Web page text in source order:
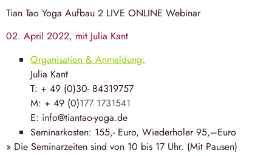
Tian Tao Yoga Aufbau 2 LIVE ONLINE Webinar
02. April 2022, mit Julia Kant
Organisation & Anmeldung:
Julia Kant
T: + 49 (0)30- 84319757
M: + 49 (0)177 1731541
E: info@tiantao-yoga.de
Seminarkosten: 155,- Euro, Wiederholer 95,–Euro
» Die Seminarzeiten sind von 10 bis 17 Uhr. (Mit Pausen)